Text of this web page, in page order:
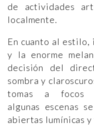
de actividades
localmente.
En cuanto al estilo,
y la enorme
decisión del
sombra y
tomas a
algunas escenas
abiertas lumínicas